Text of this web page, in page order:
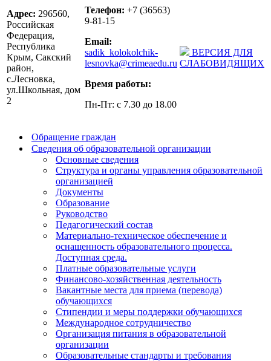
Адрес: 296560,
Российская
Федерация,
Республика
Крым, Сакский
район,
с.Лесновка,
ул.Школьная, дом
2
Телефон: +7 (36563)
9-81-15
Email:
sadik_kolokolchik-
lesnovka@crimeaedu.ru
Время работы:
Пн-Пт: с 7.30 до 18.00
ВЕРСИЯ ДЛЯ
СЛАБОВИДЯЩИХ
Обращение граждан
Сведения об образовательной организации
Основные сведения
Структура и органы управления образовательной
организацией
Документы
Образование
Руководство
Педагогический состав
Материально-техническое обеспечение и
оснащенность образовательного процесса.
Доступная среда.
Платные образовательные услуги
Финансово-хозяйственная деятельность
Вакантные места для приема (перевода)
обучающихся
Стипендии и меры поддержки обучающихся
Международное сотрудничество
Организация питания в образовательной
организации
Образовательные стандарты и требования